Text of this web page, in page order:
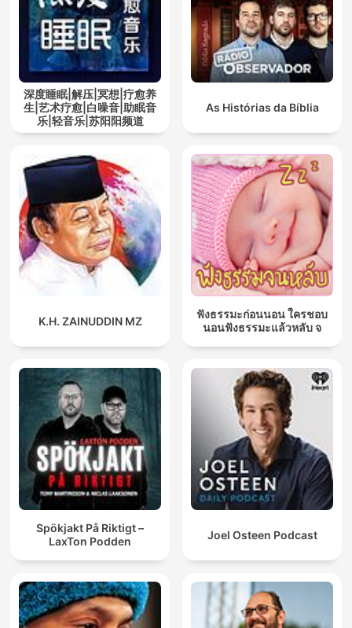
深度睡眠|解压|冥想|疗愈养
生|艺术疗愈|白噪音|助眠音
乐|轻音乐|苏阳阳频道
As Histórias da Bíblia
K.H. ZAINUDDIN MZ
ฟังธรรมะก่อนนอน ใครชอบ
นอนฟังธรรมะแล้วหลับ จ
Spökjakt På Riktigt –
LaxTon Podden
Joel Osteen Podcast